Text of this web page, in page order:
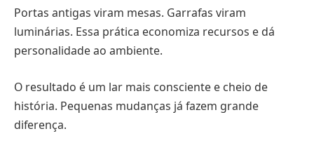
Portas antigas viram mesas. Garrafas viram
luminárias. Essa prática economiza recursos e dá
personalidade ao ambiente.
O resultado é um lar mais consciente e cheio de
história. Pequenas mudanças já fazem grande
diferença.